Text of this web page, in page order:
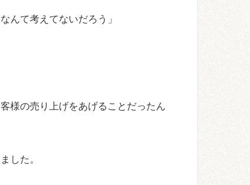
んて考えてないだろう」
様の売り上げをあげることだったん
した。